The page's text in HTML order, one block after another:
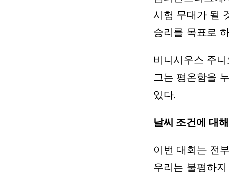
시험 무대가 될
승리를 목표로
비니시우스 주
그는 평온함을
있다.
날씨 조건에 대해
이번 대회는 전
우리는 불평하지